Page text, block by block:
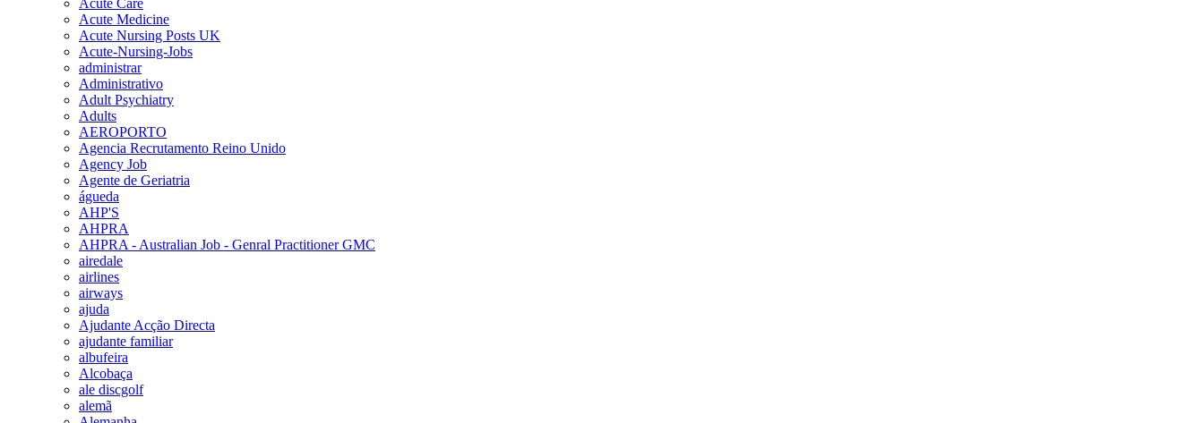
Acute Medicine
Acute Nursing Posts UK
Acute-Nursing-Jobs
administrar
Administrativo
Adult Psychiatry
Adults
AEROPORTO
Agencia Recrutamento Reino Unido
Agency Job
Agente de Geriatria
águeda
AHP'S
AHPRA
AHPRA - Australian Job - Genral Practitioner GMC
airedale
airlines
airways
ajuda
Ajudante Acção Directa
ajudante familiar
albufeira
Alcobaça
ale discgolf
alemã